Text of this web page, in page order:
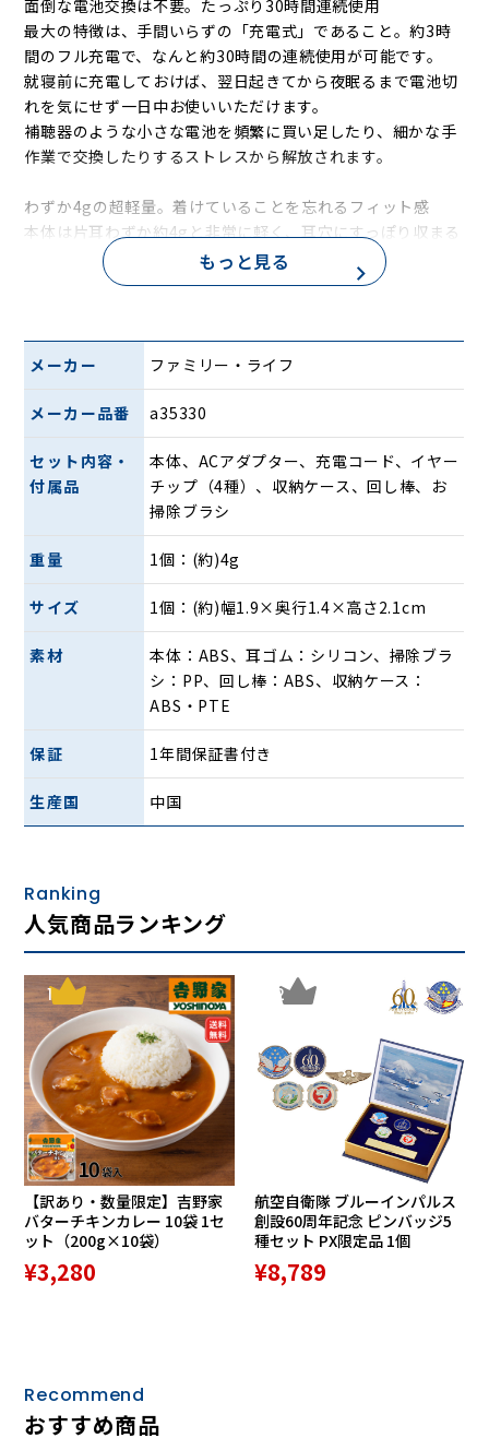
面倒な電池交換は不要。たっぷり30時間連続使用
最大の特徴は、手間いらずの「充電式」であること。約3時
間のフル充電で、なんと約30時間の連続使用が可能です。
就寝前に充電しておけば、翌日起きてから夜眠るまで電池切
れを気にせず一日中お使いいただけます。
補聴器のような小さな電池を頻繁に買い足したり、細かな手
作業で交換したりするストレスから解放されます。
わずか4gの超軽量。着けていることを忘れるフィット感
本体は片耳わずか約4gと非常に軽く、耳穴にすっぽり収まる
コンパクト設計です。
周囲からも目立ちにくいため、外出時や習い事の際も自然に
ているので、ご自身の耳にぴったりフィットする大きさを選
長時間の使用でも疲れにくく、大切な説明や友人との会話も
しっかり聞き取れます。
こんな方にオススメ
・聞き間違いが多い
・大切な説明が聞き取れない
・テレビの音量で迷惑をかける
もっと見る
メーカー ファミリー・ライフ
メーカー品番 a35330
セット内容・
付属品
本体、ACアダプター、充電コード、イヤー
チップ（4種）、収納ケース、回し棒、お
掃除ブラシ
重量 1個：(約)4g
サイズ 1個：(約)幅1.9×奥行1.4×高さ2.1cm
素材
本体：ABS、耳ゴム：シリコン、掃除ブラ
シ：PP、回し棒：ABS、収納ケース：
ABS・PTE
保証 1年間保証書付き
生産国 中国
Ranking
人気商品ランキング
1
【訳あり・数量限定】吉野家
バターチキンカレー 10袋 1セ
ット（200g×10袋）
¥3,280
2
航空自衛隊 ブルーインパルス
創設60周年記念 ピンバッジ5
種セット PX限定品 1個
¥8,789
Recommend
おすすめ商品